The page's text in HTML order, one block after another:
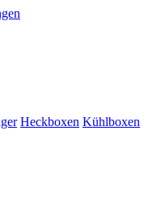
Heckboxen Kühlboxen